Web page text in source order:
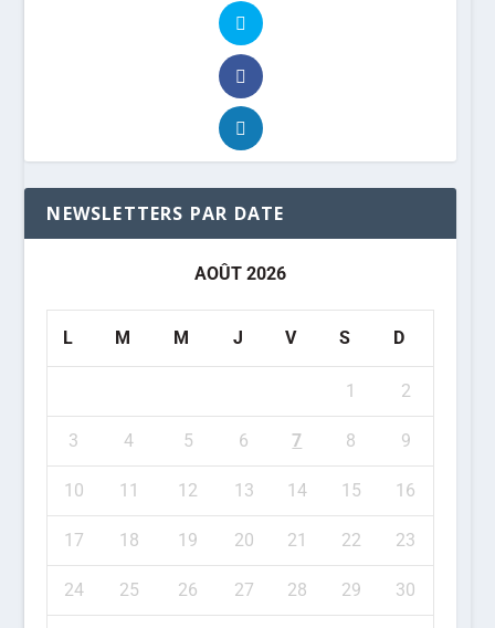
NEWSLETTERS PAR DATE
AOÛT 2026
L M M J V S D
1 2
3 4 5 6 7 8 9
10 11 12 13 14 15 16
17 18 19 20 21 22 23
24 25 26 27 28 29 30